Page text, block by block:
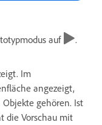
auf .
Im
angezeigt,
gehören. Ist
die Vorschau mit